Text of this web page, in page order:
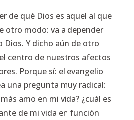
de qué Dios es aquel al que
otro modo: va a depender
Dios. Y dicho aún de otro
centro de nuestros afectos
Porque sí: el evangelio
una pregunta muy radical:
amo en mi vida? ¿cuál es
de mi vida en función